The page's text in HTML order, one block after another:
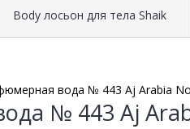
Body лосьон для тела Shaik
вода № 443 Aj Arabia
№ 443 Aj